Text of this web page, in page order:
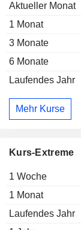
Aktueller Monat
1 Monat
3 Monate
6 Monate
Laufendes Jahr
Mehr Kurse
Kurs-Extreme
1 Woche
1 Monat
Laufendes Jahr